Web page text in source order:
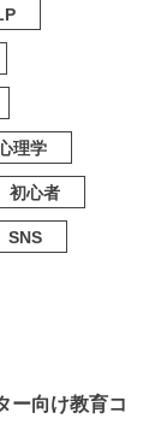
理学
初心者
SNS
ー向け教育コ